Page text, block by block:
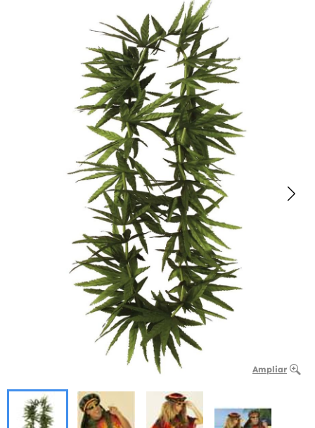
Ampliar